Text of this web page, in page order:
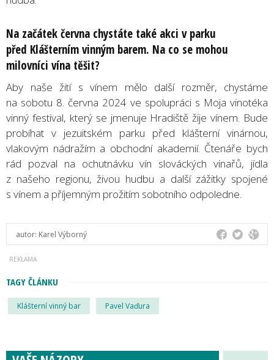
Na začátek června chystáte také akci v parku
před Klášterním vinným barem. Na co se mohou
milovníci vína těšit?
Aby naše žití s vínem mělo další rozměr, chystáme
na sobotu 8. června 2024 ve spolupráci s Moja vinotéka
vinný festival, který se jmenuje Hradiště žije vínem. Bude
probíhat v jezuitském parku před klášterní vinárnou,
vlakovým nádražím a obchodní akademií. Čtenáře bych
rád pozval na ochutnávku vín slováckých vinařů, jídla
z našeho regionu, živou hudbu a další zážitky spojené
s vínem a příjemným prožitím sobotního odpoledne.
autor: Karel Výborný
TAGY ČLÁNKU
Klášterní vinný bar Pavel Vaďura